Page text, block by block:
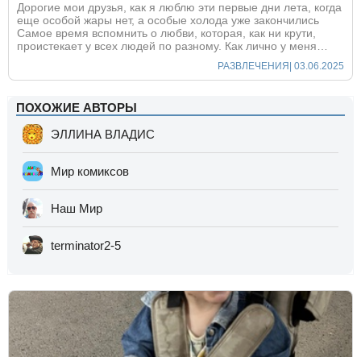
Дорогие мои друзья, как я люблю эти первые дни лета, когда
еще особой жары нет, а особые холода уже закончились
Самое время вспомнить о любви, которая, как ни крути,
проистекает у всех людей по разному. Как лично у меня…
РАЗВЛЕЧЕНИЯ | 03.06.2025
ПОХОЖИЕ АВТОРЫ
ЭЛЛИНА ВЛАДИС
Мир комиксов
Наш Мир
terminator2-5